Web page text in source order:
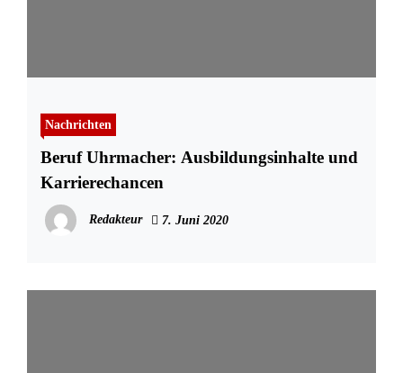
Nachrichten
Beruf Uhrmacher: Ausbildungsinhalte und
Karrierechancen
Redakteur 7. Juni 2020